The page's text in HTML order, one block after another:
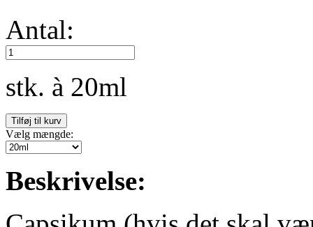
Antal:
stk. à 20ml
Vælg mængde:
Beskrivelse: